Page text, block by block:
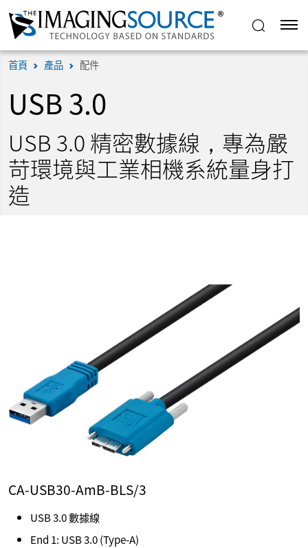
首頁 產品 配件
USB 3.0
USB 3.0 精密數據線，專為嚴
苛環境與工業相機系統量身打
造
CA-USB30-AmB-BLS/3
USB 3.0 數據線
End 1: USB 3.0 (Type-A)